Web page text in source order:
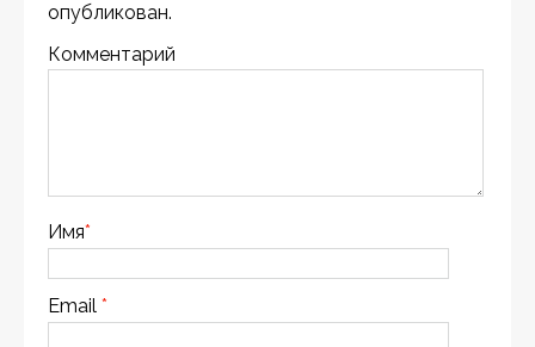
опубликован.
Комментарий
Имя*
Email *